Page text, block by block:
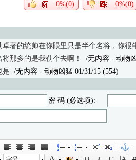
0%(0) 0%(0)
著的统帅在你眼里只是半个名将，你很
那多的是我勒个去啊！
/无内容 - 动物
是 /无内容 - 动物凶猛 01/31/15 (554)
密 码 (必选项):